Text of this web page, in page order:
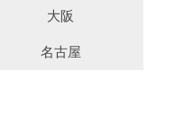
大阪
名古屋